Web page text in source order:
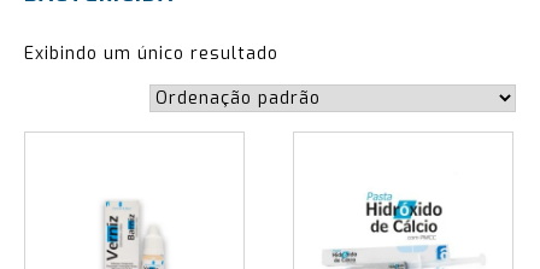
Exibindo um único resultado